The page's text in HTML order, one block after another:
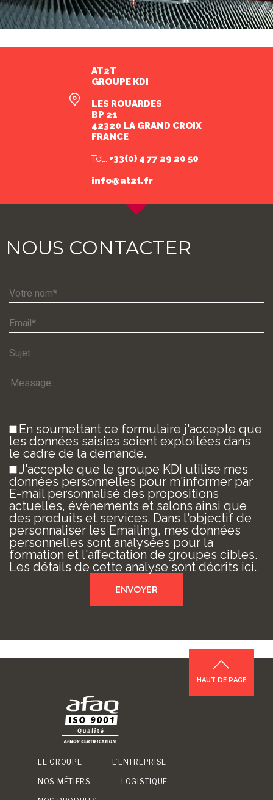
AT2T
GROUPE KDI
LES ROUARDES
BP 21
42320 LA GRAND CROIX
FRANCE
Tél.: +33(0) 4 77 29 20 50
info@at2t.fr
NOUS CONTACTER
En soumettant ce formulaire j'accepte que
les données saisies soient exploitées dans
le cadre de la demande.
J'accepte que le groupe KDI utilise mes
données personnelles pour m'informer par
E-mail personnalisé des propositions
actuelles, évènements et salons ainsi que
des produits et services. Dans l'objectif de
personnaliser les Emailing, mes données
personnelles sont analysées pour la
formation et l'affectation de groupes cibles.
Les détails de cette analyse sont décrits ici.
LE GROUPE L’ENTREPRISE
NOS MÉTIERS LOGISTIQUE
HAUT DE PAGE